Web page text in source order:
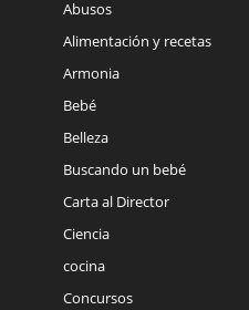
Abusos
Alimentación y recetas
Armonia
Bebé
Belleza
Buscando un bebé
Carta al Director
Ciencia
cocina
Concursos